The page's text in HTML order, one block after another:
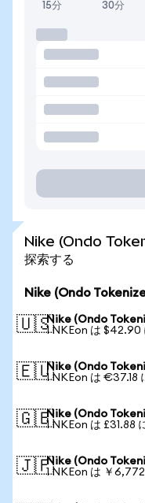
15分 30分
Nike (Ondo
探索する
Nike (Ondo
🇺🇸Nike (Ondo
1 NKEon は $42.90
🇪🇺Nike (Ondo
1 NKEon は €37.18
🇬🇧Nike (Ondo
1 NKEon は £31.88
🇯🇵Nike (Ondo
1 NKEon は ￥